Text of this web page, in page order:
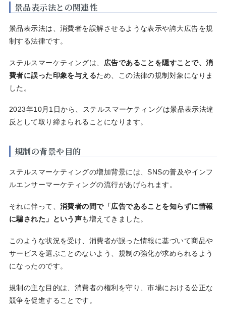
景品表示法との関連性
景品表示法は、消費者を誤解させるような表示や誇大広告を規
制する法律です。
ステルスマーケティングは、 広告であることを隠すことで、消
費者に誤った印象を与えるため、この法律の規制対象になりま
した。
2023年10月1日から、ステルスマーケティングは景品表示法違
反として取り締まられることになります。
規制の背景や目的
ステルスマーケティングの増加背景には、SNSの普及やインフ
ルエンサーマーケティングの流行があげられます。
それに伴って、消費者の間で「広告であることを知らずに情報
に騙された」という声も増えてきました。
このような状況を受け、消費者が誤った情報に基づいて商品や
サービスを選ぶことのないよう、規制の強化が求められるよう
になったのです。
規制の主な目的は、消費者の権利を守り、市場における公正な
競争を促進することです。